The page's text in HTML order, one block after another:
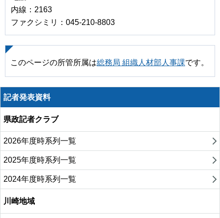
内線：2163
ファクシミリ：045-210-8803
このページの所管所属は総務局 組織人材部人事課です。
記者発表資料
県政記者クラブ
2026年度時系列一覧
2025年度時系列一覧
2024年度時系列一覧
川崎地域